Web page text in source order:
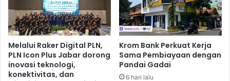
0
1
i
B
o
t
h
D
Melalui Raker Digital PLN,
PLN Icon Plus Jabar dorong
inovasi teknologi,
konektivitas, dan
Krom Bank Perkuat Kerja
Sama Pembiayaan dengan
Pandai Gadai
6 hari lalu